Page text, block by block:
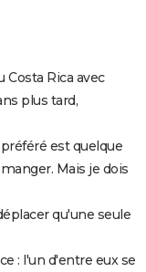
Costa Rica avec
plus tard,
est quelque
Mais je dois
qu'une seule
: l'un d'entre eux se